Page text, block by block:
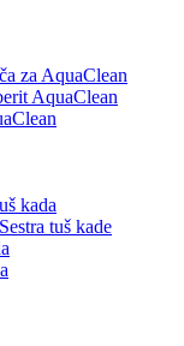
za AquaClean
AquaClean
kada
tuš kade